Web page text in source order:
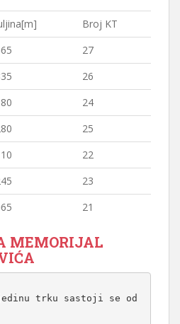
Broj KT
27
26
24
25
22
23
21
MEMORIJAL
trku sastoji se od